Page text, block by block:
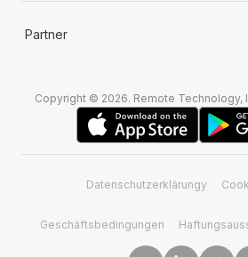
Partner
Copyright © 2026. Remote Technology,
Datenschutzerklärungy
Geschäftsbedingungen